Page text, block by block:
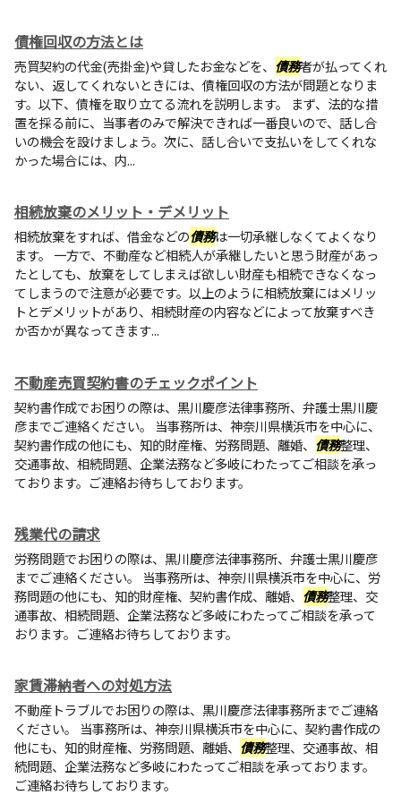
債権回収の方法とは
売買契約の代金(売掛金)や貸したお金などを、 債務者が払ってくれ
ない、返してくれないときには、債権回収の方法が問題となりま
す。以下、債権を取り立てる流れを説明します。 まず、法的な措
置を採る前に、当事者のみで解決できれば一番良いので、話し合
いの機会を設けましょう。次に、話し合いで支払いをしてくれな
かった場合には、内...
相続放棄のメリット・デメリット
相続放棄をすれば、借金などの債務は一切承継しなくてよくなり
ます。 一方で、不動産など相続人が承継したいと思う財産があっ
たとしても、放棄をしてしまえば欲しい財産も相続できなくなっ
てしまうので注意が必要です。以上のように相続放棄にはメリッ
トとデメリットがあり、相続財産の内容などによって放棄すべき
か否かが異なってきます...
不動産売買契約書のチェックポイント
契約書作成でお困りの際は、黒川慶彦法律事務所、弁護士黒川慶
彦までご連絡ください。 当事務所は、神奈川県横浜市を中心に、
契約書作成の他にも、知的財産権、労務問題、離婚、 債務整理、
交通事故、相続問題、企業法務など多岐にわたってご相談を承っ
ております。ご連絡お待ちしております。
残業代の請求
労務問題でお困りの際は、黒川慶彦法律事務所、弁護士黒川慶彦
までご連絡ください。 当事務所は、神奈川県横浜市を中心に、労
務問題の他にも、知的財産権、契約書作成、離婚、 債務整理、交
通事故、相続問題、企業法務など多岐にわたってご相談を承って
おります。ご連絡お待ちしております。
家賃滞納者への対処方法
不動産トラブルでお困りの際は、黒川慶彦法律事務所までご連絡
ください。 当事務所は、神奈川県横浜市を中心に、契約書作成の
他にも、知的財産権、労務問題、離婚、 債務整理、交通事故、相
続問題、企業法務など多岐にわたってご相談を承っております。
ご連絡お待ちしております。